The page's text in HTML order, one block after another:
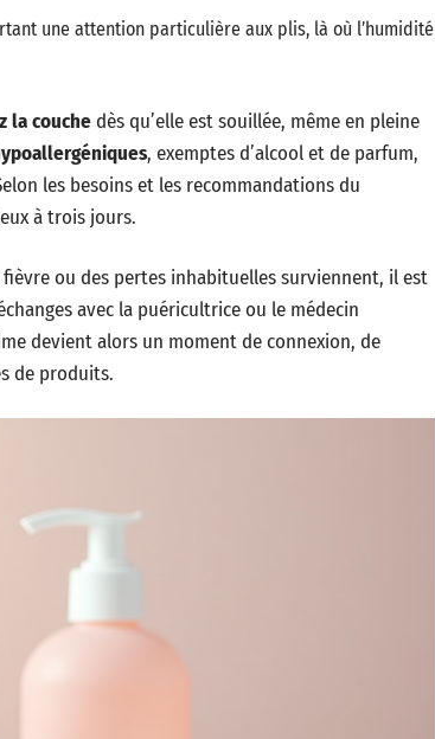
une attention particulière aux plis, là où l’humidité
la couchedès qu’elle est souillée, même en pleine
, exemptes d’alcool et de parfum,
les besoins et les recommandations du
à trois jours.
ou des pertes inhabituelles surviennent, il est
avec la puéricultrice ou le médecin
devient alors un moment de connexion, de
de produits.